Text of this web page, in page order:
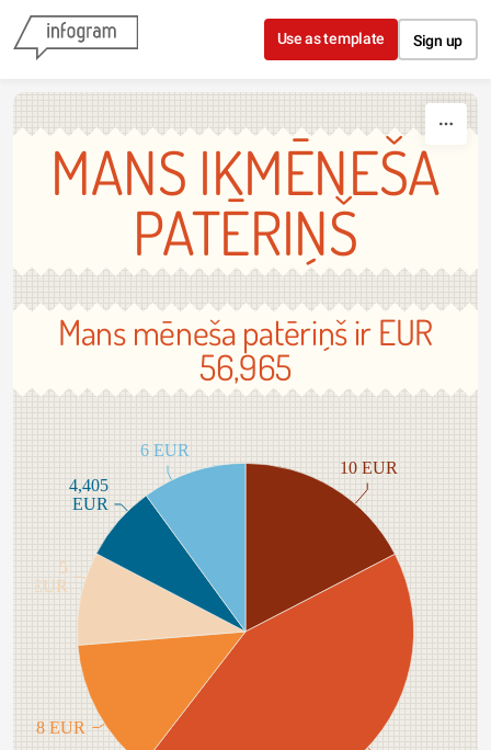
Skip to content
Use as template Sign up
MANS IKMĒNEŠA
PATĒRIŅŠ
Mans mēneša patēriņš ir EUR
56,965
10 EUR
8 EUR
5
EUR
4,405
EUR
6 EUR